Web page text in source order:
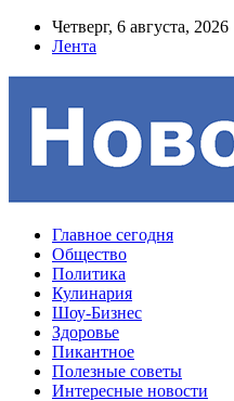
Четверг, 6 августа, 2026
Лента
Главное сегодня
Общество
Политика
Кулинария
Шоу-Бизнес
Здоровье
Пикантное
Полезные советы
Интересные новости